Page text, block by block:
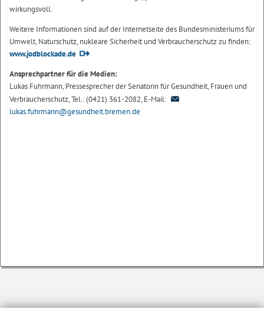
wirkungsvoll.
Weitere Informationen sind auf der Internetseite des Bundesministeriums für
Umwelt, Naturschutz, nukleare Sicherheit und Verbraucherschutz zu finden:
www.jodblockade.de
Ansprechpartner für die Medien:
Lukas Fuhrmann, Pressesprecher der Senatorin für Gesundheit, Frauen und
Verbraucherschutz, Tel.: (0421) 361-2082, E-Mail:
lukas.fuhrmann@gesundheit.bremen.de